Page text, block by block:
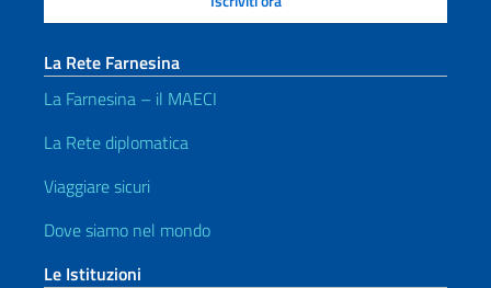
La Rete Farnesina
La Farnesina – il MAECI
La Rete diplomatica
Viaggiare sicuri
Dove siamo nel mondo
Le Istituzioni